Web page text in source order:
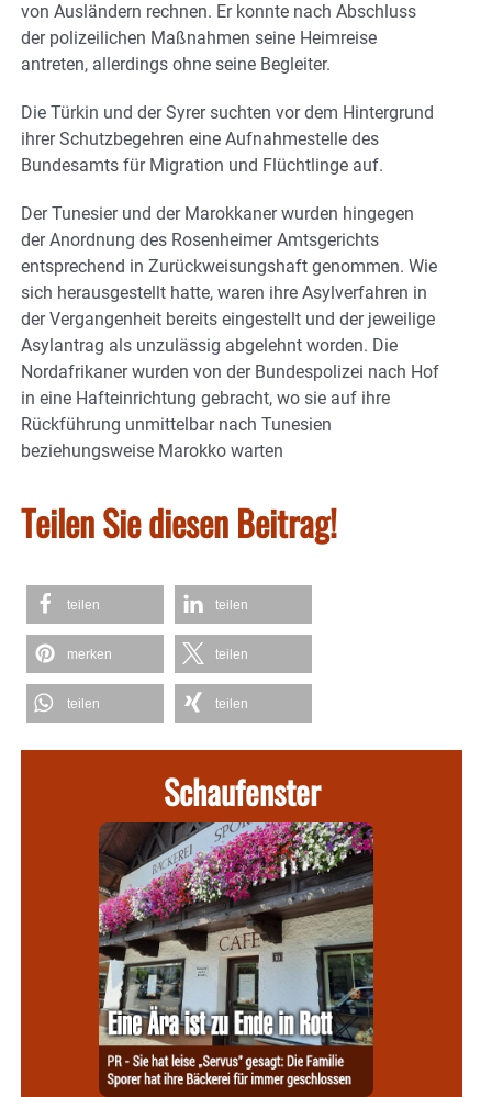
von Ausländern rechnen. Er konnte nach Abschluss
der polizeilichen Maßnahmen seine Heimreise
antreten, allerdings ohne seine Begleiter.
Die Türkin und der Syrer suchten vor dem Hintergrund
ihrer Schutzbegehren eine Aufnahmestelle des
Bundesamts für Migration und Flüchtlinge auf.
Der Tunesier und der Marokkaner wurden hingegen
der Anordnung des Rosenheimer Amtsgerichts
entsprechend in Zurückweisungshaft genommen. Wie
sich herausgestellt hatte, waren ihre Asylverfahren in
der Vergangenheit bereits eingestellt und der jeweilige
Asylantrag als unzulässig abgelehnt worden. Die
Nordafrikaner wurden von der Bundespolizei nach Hof
in eine Hafteinrichtung gebracht, wo sie auf ihre
Rückführung unmittelbar nach Tunesien
beziehungsweise Marokko warten
Teilen Sie diesen Beitrag!
teilen teilen
merken teilen
teilen teilen
Schaufenster